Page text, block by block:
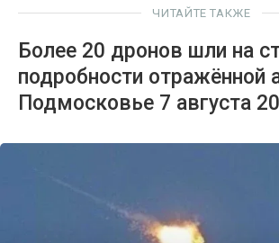
ЧИТАЙТЕ ТАКЖЕ
Более 20 дронов шли на
подробности отражённой
Подмосковье 7 августа